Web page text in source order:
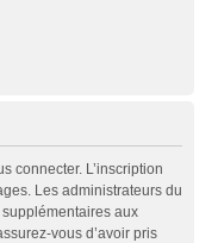
connecter. L’inscription
Les administrateurs du
aux
vous d’avoir pris